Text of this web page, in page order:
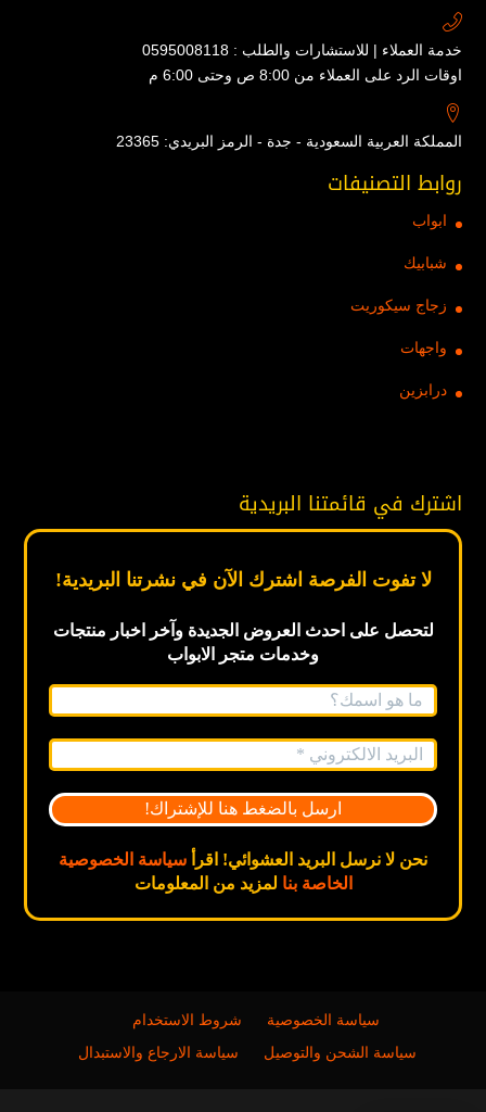
خدمة العملاء | للاستشارات والطلب : 0595008118
اوقات الرد على العملاء من 8:00 ص وحتى 6:00 م
المملكة العربية السعودية - جدة - الرمز البريدي: 23365
روابط التصنيفات
ابواب
شبابيك
زجاج سيكوريت
واجهات
درابزين
اشترك في قائمتنا البريدية
لا تفوت الفرصة اشترك الآن في نشرتنا البريدية!
لتحصل على احدث العروض الجديدةوآخر اخبار منتجات
وخدمات متجر الابواب
نحن لا نرسل البريد العشوائي! اقرأ سياسة الخصوصية
الخاصة بنا لمزيد من المعلومات
سياسة الخصوصية
شروط الاستخدام
سياسة الشحن والتوصيل
سياسة الارجاع والاستبدال